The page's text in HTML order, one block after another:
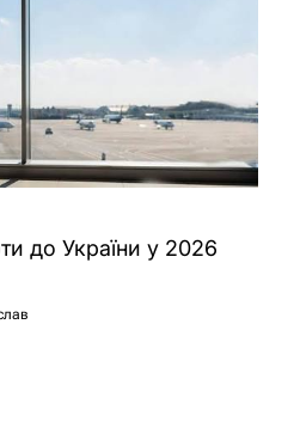
до України у 2026